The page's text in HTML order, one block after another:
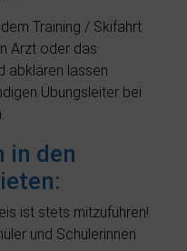
Training / Skifahrt
Arzt oder das
abklären lassen
Übungsleiter bei
in den
ist stets mitzuführen!
und Schülerinnen